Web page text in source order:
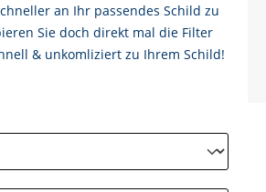
an Ihr passendes Schild zu
Sie doch direkt mal die Filter
& unkomliziert zu Ihrem Schild!